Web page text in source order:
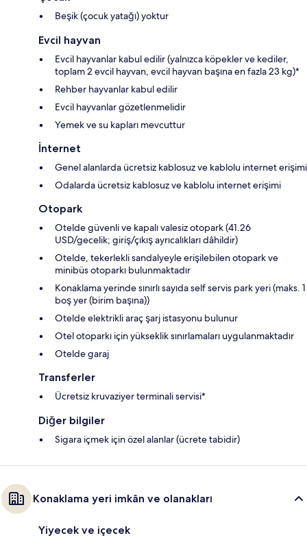
Beşik (çocuk yatağı) yoktur
Evcil hayvan
Evcil hayvanlar kabul edilir (yalnızca köpekler ve kediler,
toplam 2 evcil hayvan, evcil hayvan başına en fazla 23 kg)*
Rehber hayvanlar kabul edilir
Evcil hayvanlar gözetlenmelidir
Yemek ve su kapları mevcuttur
İnternet
Genel alanlarda ücretsiz kablosuz ve kablolu internet erişimi
Odalarda ücretsiz kablosuz ve kablolu internet erişimi
Otopark
Otelde güvenli ve kapalı valesiz otopark (41.26
USD/gecelik; giriş/çıkış ayrıcalıkları dâhildir)
Otelde, tekerlekli sandalyeyle erişilebilen otopark ve
minibüs otoparkı bulunmaktadır
Konaklama yerinde sınırlı sayıda self servis park yeri (maks. 1
boş yer (birim başına))
Otelde elektrikli araç şarj istasyonu bulunur
Otel otoparkı için yükseklik sınırlamaları uygulanmaktadır
Otelde garaj
Transferler
Ücretsiz kruvaziyer terminali servisi*
Diğer bilgiler
Sigara içmek için özel alanlar (ücrete tabidir)
Konaklama yeri imkân ve olanakları
Yiyecek ve içecek